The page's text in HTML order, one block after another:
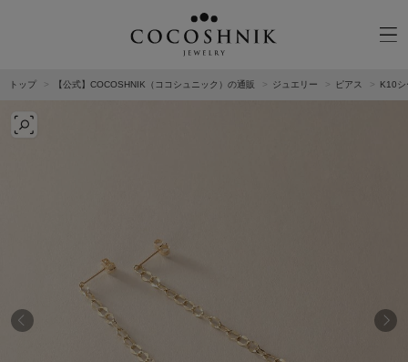
CATEGORY
BLACELET/BANGLE
WRISTWATCH
OTHER
MATERIAL
トップ 【公式】COCOSHNIK（ココシュニック）の通販 ジュエリー ピアス K10